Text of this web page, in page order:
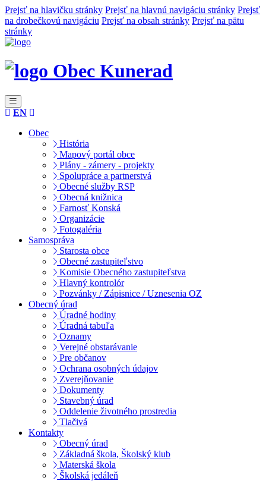
Prejsť na hlavičku stránky Prejsť na hlavnú navigáciu stránky Prejsť
na drobečkovú navigáciu Prejsť na obsah stránky Prejsť na pätu
stránky
Obec Kunerad
EN
Obec
História
Mapový portál obce
Plány - zámery - projekty
Spolupráce a partnerstvá
Obecné služby RSP
Obecná knižnica
Farnosť Konská
Organizácie
Fotogaléria
Samospráva
Starosta obce
Obecné zastupiteľstvo
Komisie Obecného zastupiteľstva
Hlavný kontrolór
Pozvánky / Zápisnice / Uznesenia OZ
Obecný úrad
Úradné hodiny
Úradná tabuľa
Oznamy
Verejné obstarávanie
Pre občanov
Ochrana osobných údajov
Zverejňovanie
Dokumenty
Stavebný úrad
Oddelenie životného prostredia
Tlačivá
Kontakty
Obecný úrad
Základná škola, Školský klub
Materská škola
Školská jedáleň